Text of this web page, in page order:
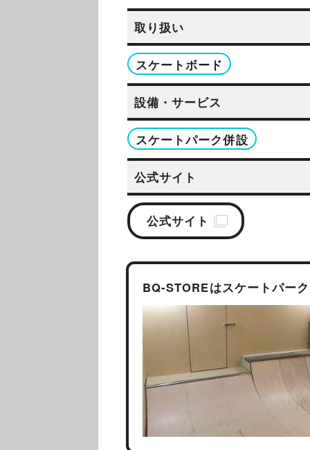
取り扱い
スケートボード
設備・サービス
スケートパーク併設
公式サイト
公式サイト
BQ-STOREはスケートパー